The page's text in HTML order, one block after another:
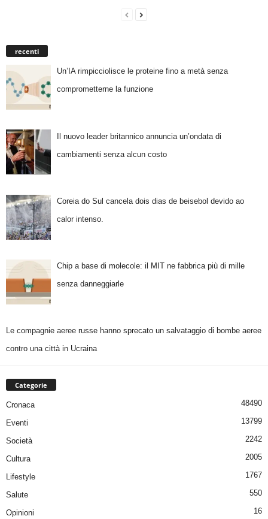
recenti
Un’IA rimpicciolisce le proteine fino a metà senza
comprometterne la funzione
Il nuovo leader britannico annuncia un’ondata di
cambiamenti senza alcun costo
Coreia do Sul cancela dois dias de beisebol devido ao
calor intenso.
Chip a base di molecole: il MIT ne fabbrica più di mille
senza danneggiarle
Le compagnie aeree russe hanno sprecato un salvataggio di bombe aeree
contro una città in Ucraina
Categorie
Cronaca 48490
Eventi 13799
Società 2242
Cultura 2005
Lifestyle 1767
Salute 550
Opinioni 16